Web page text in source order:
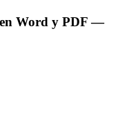
Word y PDF—